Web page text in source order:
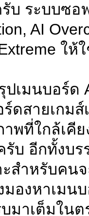
บ ระบบซอ
AI
ให้
ปเมนบอร์ด
ดสายเกม
พที่ใกล้เคี
รับ อีกทั้งบ
ะสำหรับคน
มองหาเมน
มาเต็มใน